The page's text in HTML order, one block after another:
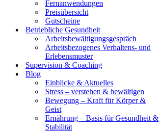
Fernanwendungen
Preisübersicht
Gutscheine
Betriebliche Gesundheit
Arbeitsbewältigungsgespräch
Arbeitsbezogenes Verhaltens- und
Erlebensmuster
Supervision & Coaching
Blog
Einblicke & Aktuelles
Stress – verstehen & bewältigen
Bewegung – Kraft für Körper &
Geist
Ernährung – Basis für Gesundheit &
Stabilität